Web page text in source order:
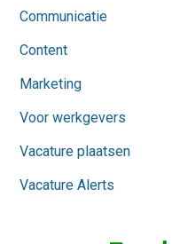
Communicatie
Content
Marketing
Voor werkgevers
Vacature plaatsen
Vacature Alerts